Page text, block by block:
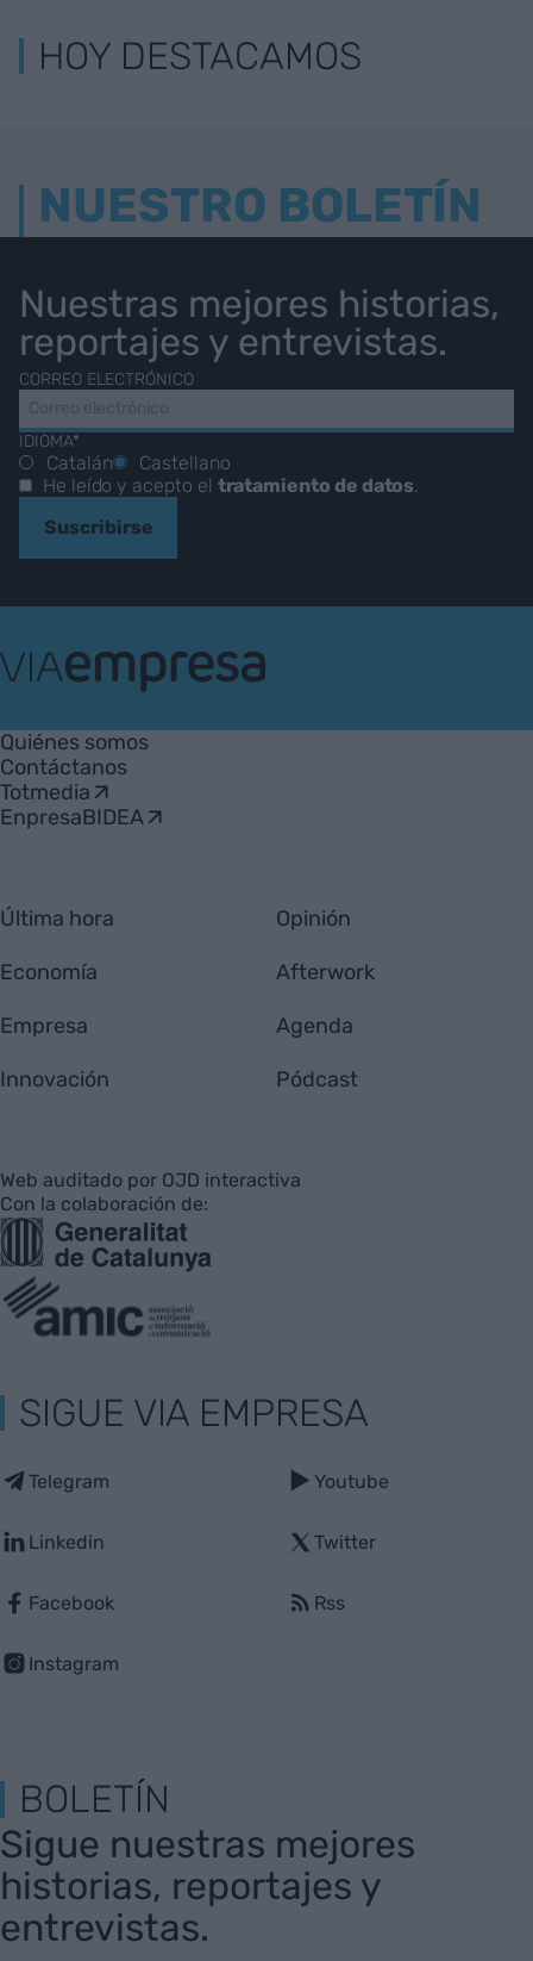
HOY DESTACAMOS
NUESTRO BOLETÍN
Nuestras mejores historias,
reportajes y entrevistas.
CORREO ELECTRÓNICO
IDIOMA*
Catalán
Castellano
He leído y acepto el tratamiento de datos.
Suscribirse
Empresa
Quiénes somos
Contáctanos
Totmedia
EnpresaBIDEA
Última hora
Economía
Empresa
Innovación
Opinión
Afterwork
Agenda
Pódcast
Web auditado por OJD interactiva
Con la colaboración de:
SIGUE VIA EMPRESA
Telegram
Linkedin
Facebook
Instagram
Youtube
Twitter
Rss
BOLETÍN
Sigue nuestras mejores
historias, reportajes y
entrevistas.